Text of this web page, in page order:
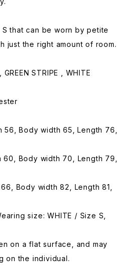
that can be worn by petite
just the right amount of room.
GREEN STRIPE , WHITE
56, Body width 65, Length 76,
60, Body width 70, Length 79,
Body width 82, Length 81,
size: WHITE / Size S,
on a flat surface, and may
on the individual.